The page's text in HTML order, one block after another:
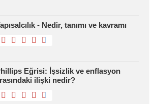
- Nedir, tanımı ve kavramı
Eğrisi: İşsizlik ve enflasyon
ilişki nedir?